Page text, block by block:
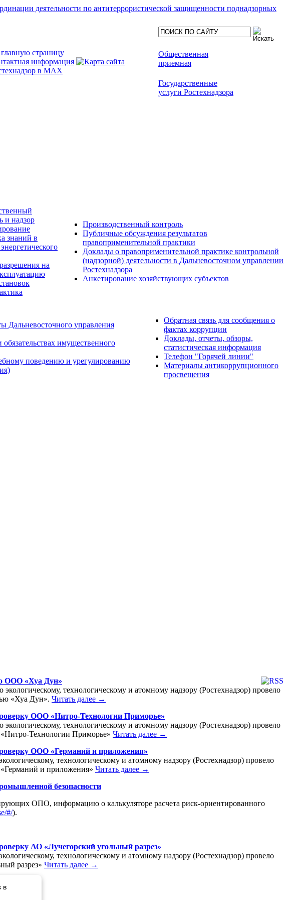
деятельности по антитеррористической защищенности поднадзорных
Общественная
приемная
Государственные
услуги Ростехнадзора
и надзор
знаний в
на
Производственный контроль
Публичные обсуждения результатов
правоприменительной практики
Доклады о правоприменительной практике контрольной
(надзорной) деятельности в Дальневосточном управлении
Ростехнадзора
Анкетирование хозяйствующих субъектов
Дальневосточного управления
имущественного
поведению и урегулированию
Обратная связь для сообщения о
фактах коррупции
Доклады, отчеты, обзоры,
статистическая информация
Телефон "Горячей линии"
Материалы антикоррупционного
просвещения
ООО «Хуа Дун»
технологическому и атомному надзору (Ростехнадзор) провело
«Хуа Дун». Читать далее →
ООО «Нитро-Технологии Приморье»
технологическому и атомному надзору (Ростехнадзор) провело
Технологии Приморье» Читать далее →
ООО «Германий и приложения»
технологическому и атомному надзору (Ростехнадзор) провело
и приложения» Читать далее →
безопасности
ОПО, информацию о калькуляторе расчета риск-ориентированного
#/).
АО «Лучегорский угольный разрез»
технологическому и атомному надзору (Ростехнадзор) провело
разрез» Читать далее →
в